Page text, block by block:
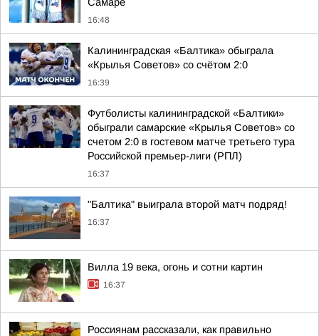
16:48
Калининградская «Балтика» обыграла
«Крылья Советов» со счётом 2:0
16:39
Футболисты калининградской «Балтики»
обыграли самарские «Крылья Советов» со
счетом 2:0 в гостевом матче третьего тура
Российской премьер-лиги (РПЛ)
16:37
"Балтика" выиграла второй матч подряд!
16:37
Вилла 19 века, огонь и сотни картин
16:37
Россиянам рассказали, как правильно